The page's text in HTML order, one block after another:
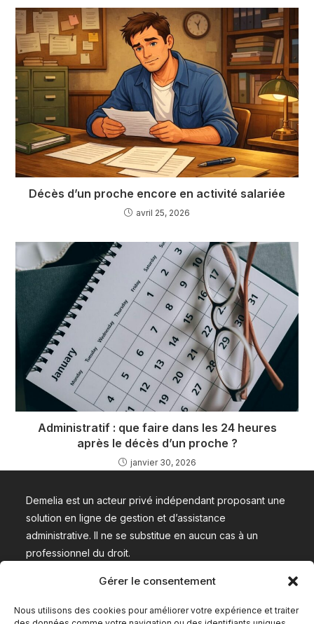
Gérer le consentement
Nous utilisons des cookies pour améliorer votre expérience et traiter
Décès d’un proche encore en activité salariée
avril 25, 2026
Administratif : que faire dans les 24 heures
après le décès d’un proche ?
janvier 30, 2026
Demelia est un acteur privé indépendant proposant une
solution en ligne de gestion et d’assistance
administrative. Il ne se substitue en aucun cas à un
professionnel du droit.
Nous contacter